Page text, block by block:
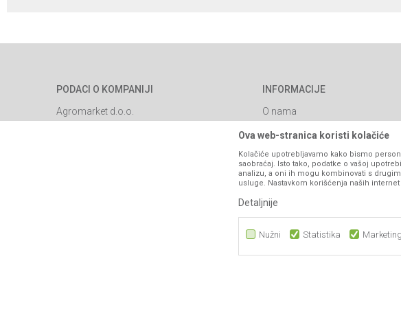
PODACI O KOMPANIJI
Agromarket d.o.o.
INFORMACIJE
O nama
Brendovi
Katalozi
Saradnja
Blog
Najčešća pitanja
Ova web-stranica koristi kolačiće
Kolačiće upotrebljavamo kako bismo
saobraćaj. Isto tako, podatke o vašoj
analizu, a oni ih mogu kombinovati s
usluge. Nastavkom korišćenja naših
Detaljnije
Nužni Statistika Marketing